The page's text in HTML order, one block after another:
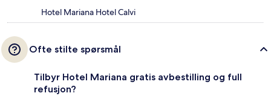
Hotel Mariana Hotel Calvi
Ofte stilte spørsmål
Tilbyr Hotel Mariana gratis avbestilling og full
refusjon?